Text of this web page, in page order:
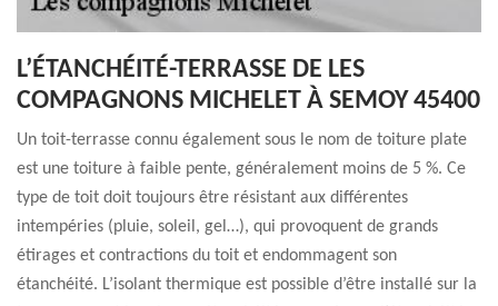
L’ÉTANCHÉITÉ-TERRASSE DE LES
COMPAGNONS MICHELET À SEMOY 45400
Un toit-terrasse connu également sous le nom de toiture plate
est une toiture à faible pente, généralement moins de 5 %. Ce
type de toit doit toujours être résistant aux différentes
intempéries (pluie, soleil, gel…), qui provoquent de grands
étirages et contractions du toit et endommagent son
étanchéité. L’isolant thermique est possible d’être installé sur la